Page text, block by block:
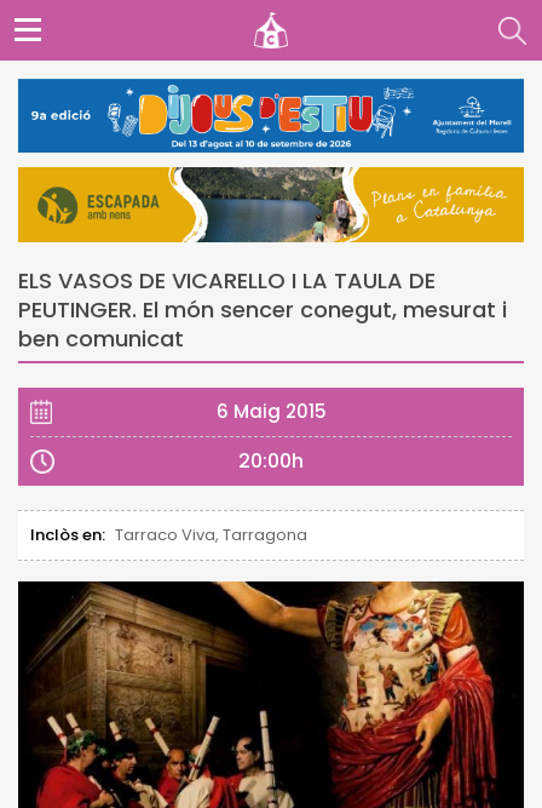
ELS VASOS DE VICARELLO I LA TAULA DE
PEUTINGER. El món sencer conegut, mesurat i
ben comunicat
6 Maig 2015
20:00h
Inclòs en: Tarraco Viva, Tarragona